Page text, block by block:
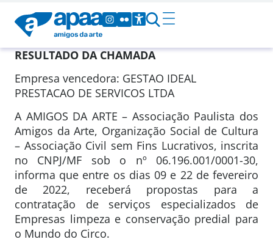
RESULTADO DA CHAMADA
Empresa vencedora: GESTAO IDEAL
PRESTACAO DE SERVICOS LTDA
A AMIGOS DA ARTE – Associação Paulista dos
Amigos da Arte, Organização Social de Cultura
– Associação Civil sem Fins Lucrativos, inscrita
no CNPJ/MF sob o nº 06.196.001/0001-30,
informa que entre os dias 09 e 22 de fevereiro
de 2022, receberá propostas para a
contratação de serviços especializados de
Empresas limpeza e conservação predial para
o Mundo do Circo.